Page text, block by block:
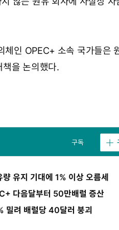
인 OPEC+ 소속 국가들은
을 논의했다.
구독
유지 기대에 1% 이상 오름세
다음달부터 50만배럴 증산
려 배럴당 40달러 붕괴